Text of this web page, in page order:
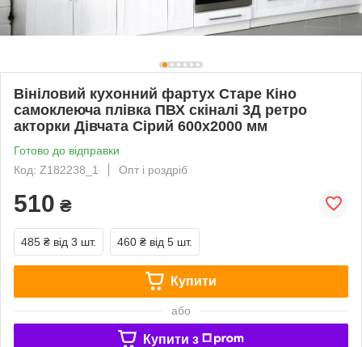
Вініловий кухонний фартух Старе Кіно
самоклеюча плівка ПВХ скіналі 3Д ретро
акторки Дівчата Сірий 600х2000 мм
Готово до відправки
Код: Z182238_1
Опт і роздріб
510 ₴
485 ₴ від 3 шт. 460 ₴ від 5 шт.
Купити
або
Купити з